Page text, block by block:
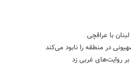
با عراقچی
در منطقه را نابود می‌کند
روایت‌های غربی زد